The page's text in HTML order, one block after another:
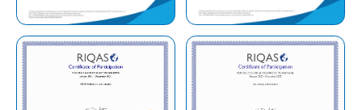
вопрос? Оставьте
заявку, и мы ответим!